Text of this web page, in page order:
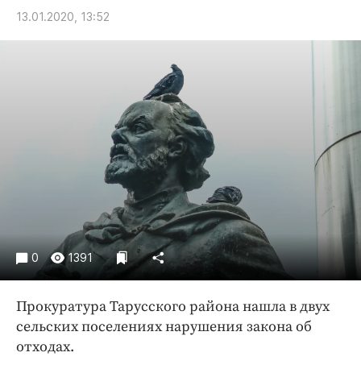
Народные новости
Авто и транспорт
Недвижимость и ЖКХ
Образование
Общество
Праздники
Происшествия
Спорт
Экономика и бизнес
13.01.2020, 13:52
0 1391
Прокуратура Тарусского района нашла в двух
сельских поселениях нарушения закона об
отходах.